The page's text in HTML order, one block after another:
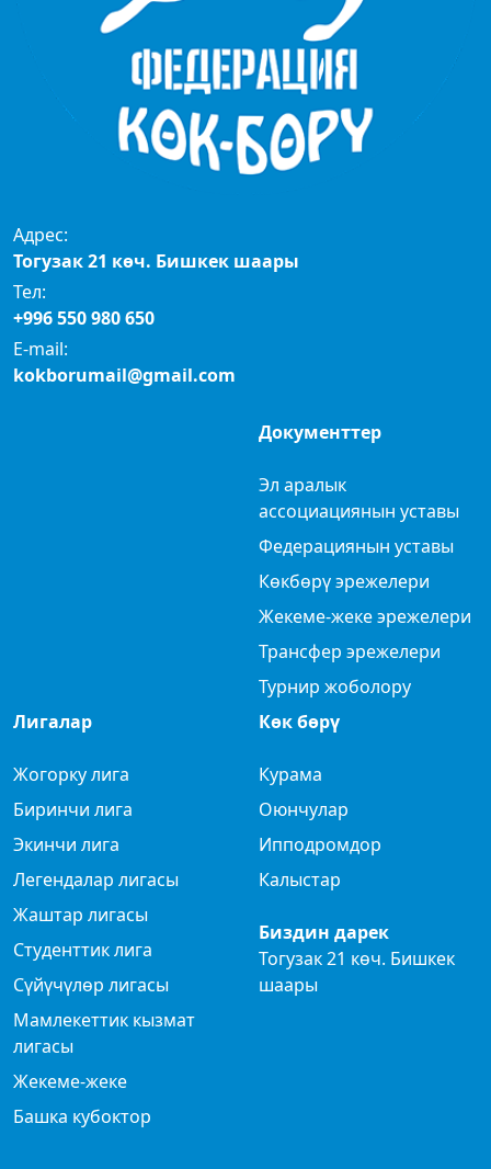
Адрес:
Тогузак 21 көч. Бишкек шаары
Тел:
+996 550 980 650
E-mail:
kokborumail@gmail.com
Документтер
Эл аралык
ассоциациянын уставы
Федерациянын уставы
Көкбөрү эрежелери
Жекеме-жеке эрежелери
Трансфер эрежелери
Турнир жоболору
Лигалар
Жогорку лига
Биринчи лига
Экинчи лига
Легендалар лигасы
Жаштар лигасы
Студенттик лига
Сүйүчүлөр лигасы
Мамлекеттик кызмат
лигасы
Жекеме-жеке
Башка кубоктор
Көк бөрү
Курама
Оюнчулар
Ипподромдор
Калыстар
Биздин дарек
Тогузак 21 көч. Бишкек
шаары